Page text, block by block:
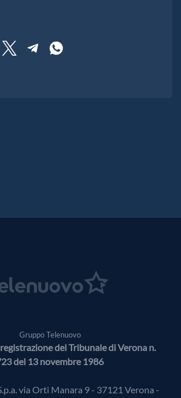
Gruppo Telenuovo
del Tribunale di Verona n.
del 13 novembre 1986
via Orti Manara 9 - 37121 Verona -